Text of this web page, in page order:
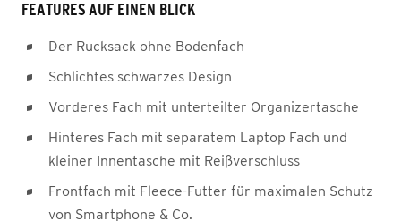
FEATURES AUF EINEN BLICK
Der Rucksack ohne Bodenfach
Schlichtes schwarzes Design
Vorderes Fach mit unterteilter Organizertasche
Hinteres Fach mit separatem Laptop Fach und
kleiner Innentasche mit Reißverschluss
Frontfach mit Fleece-Futter für maximalen Schutz
von Smartphone & Co.